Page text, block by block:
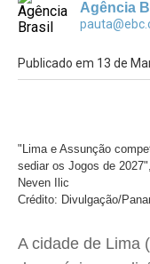
Agência
Publicado em 13 de
"Lima e Assunção
sediar os Jogos de
Neven Ilic
Crédito: Divulgação/
A cidade de Lima